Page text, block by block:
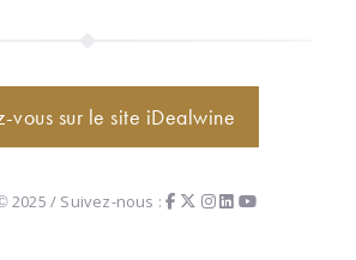
vous sur le site iDealwine
2025 / Suivez-nous :